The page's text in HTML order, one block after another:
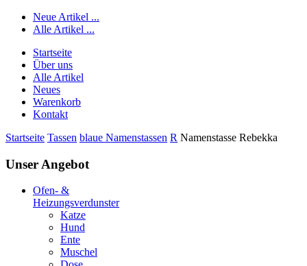
Neue Artikel ...
Alle Artikel ...
Startseite
Über uns
Alle Artikel
Neues
Warenkorb
Kontakt
Startseite Tassen blaue Namenstassen R Namenstasse Rebekka
Unser Angebot
Ofen- &
Heizungsverdunster
Katze
Hund
Ente
Muschel